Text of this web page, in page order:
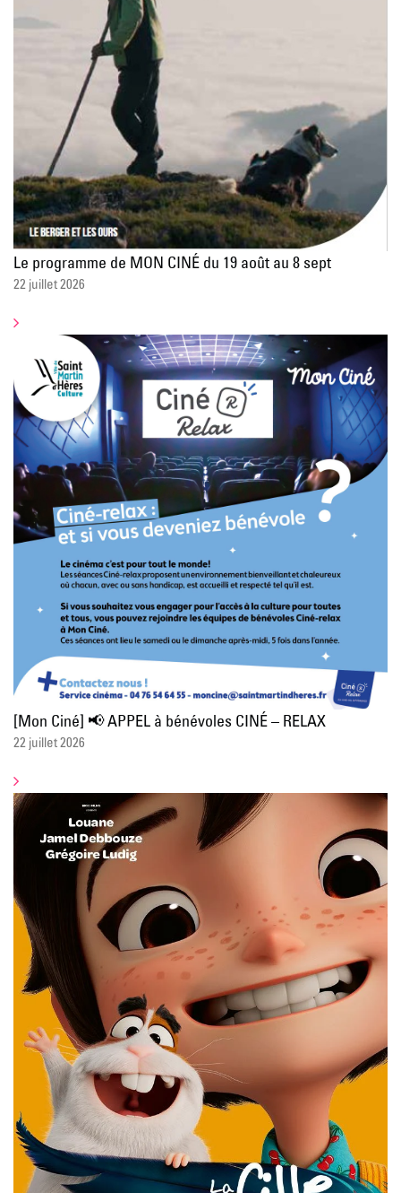
Le programme de MON CINÉ du 19 août au 8 sept
22 juillet 2026
[Mon Ciné] 📢 APPEL à bénévoles CINÉ – RELAX
22 juillet 2026